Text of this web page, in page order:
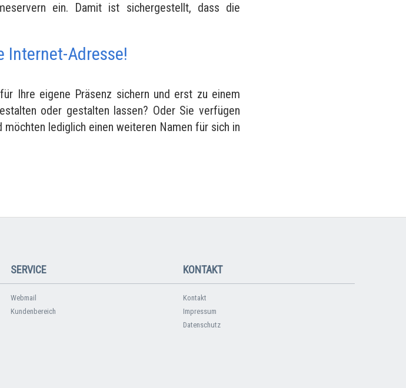
ein. Damit ist sichergestellt, dass die
Internet-Adresse!
Ihre eigene Präsenz sichern und erst zu einem
oder gestalten lassen? Oder Sie verfügen
lediglich einen weiteren Namen für sich in
SERVICE
Webmail
Kundenbereich
KONTAKT
Kontakt
Impressum
Datenschutz